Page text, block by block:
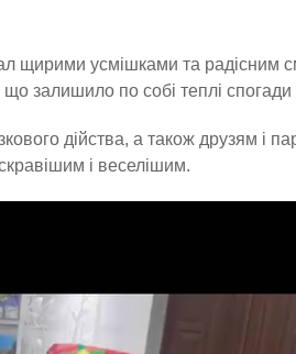
усмішками та радісним
залишило по собі теплі спогади
дійства, а також друзям і
і веселішим.